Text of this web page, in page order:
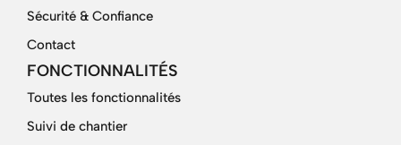
Sécurité & Confiance
Contact
FONCTIONNALITÉS
Toutes les fonctionnalités
Suivi de chantier